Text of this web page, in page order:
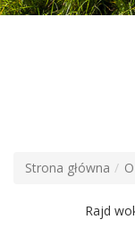
Strona główna
Rajd